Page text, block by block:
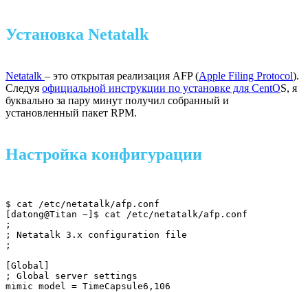
Установка Netatalk
Netatalk – это открытая реализация AFP (Apple Filing Protocol).
Следуя официальной инструкции по установке для CentOS, я
буквально за пару минут получил собранный и
установленный пакет RPM.
Настройка конфигурации
$ cat /etc/netatalk/afp.conf
[datong@Titan ~]$ cat /etc/netatalk/afp.conf
;
; Netatalk 3.x configuration file
;
[Global]
; Global server settings
mimic model = TimeCapsule6,106